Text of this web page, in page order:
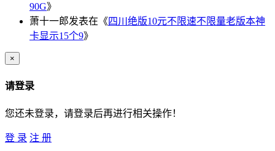
90G》
萧十一郎发表在《四川绝版10元不限速不限量老版本神
卡显示15个9》
×
请登录
您还未登录，请登录后再进行相关操作！
登 录 注 册